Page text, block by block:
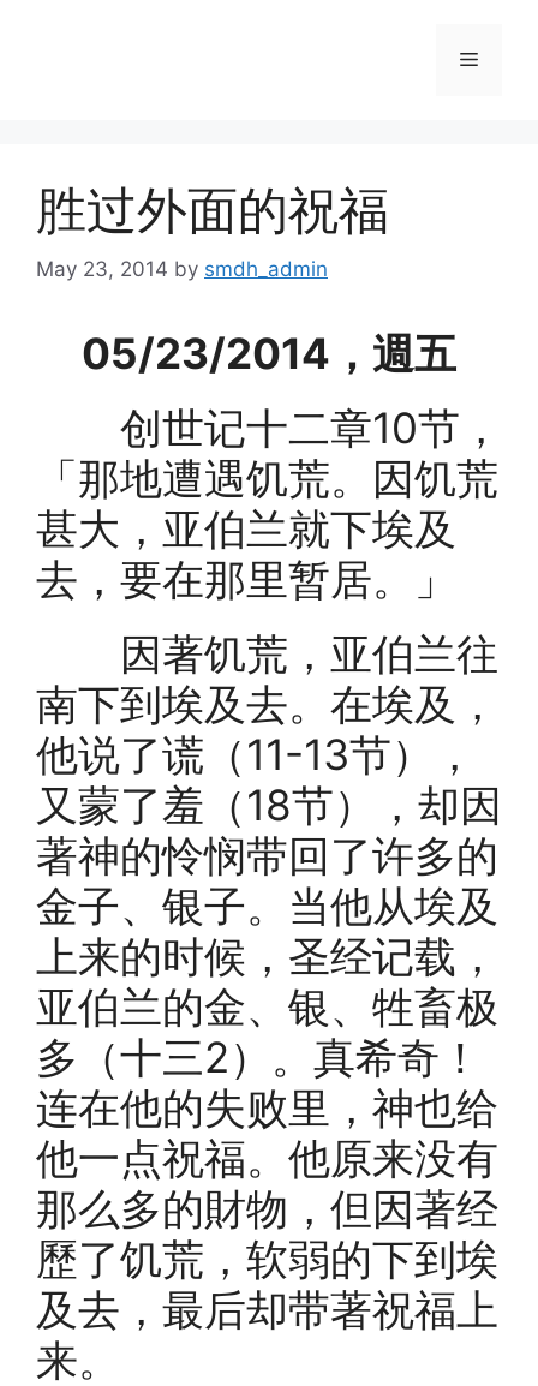
Menu
胜过外面的祝福
May 23, 2014 by smdh_admin
05/23/2014，週五
创世记十二章10节，
「那地遭遇饥荒。因饥荒
甚大，亚伯兰就下埃及
去，要在那里暂居。」
因著饥荒，亚伯兰往
南下到埃及去。在埃及，
他说了谎（11-13节），
又蒙了羞（18节），却因
著神的怜悯带回了许多的
金子、银子。当他从埃及
上来的时候，圣经记载，
亚伯兰的金、银、牲畜极
多（十三2）。真希奇！
连在他的失败里，神也给
他一点祝福。他原来没有
那么多的財物，但因著经
歷了饥荒，软弱的下到埃
及去，最后却带著祝福上
来。